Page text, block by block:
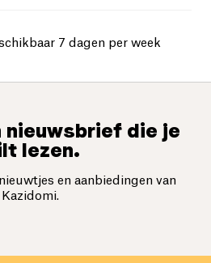
7 dagen per week
nieuwsbrief die je
lezen.
en aanbiedingen van
Kazidomi.